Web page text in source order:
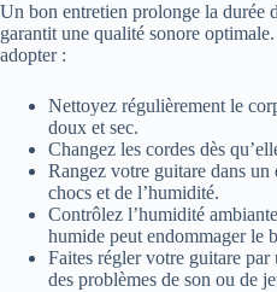
Un bon entretien prolonge la durée
garantit une qualité sonore
adopter :
Nettoyez régulièrement le
doux et sec.
Changez les cordes dès
Rangez votre guitare dans
chocs et de l’humidité.
Contrôlez l’humidité
humide peut endommager le
Faites régler votre guitare
des problèmes de son ou de